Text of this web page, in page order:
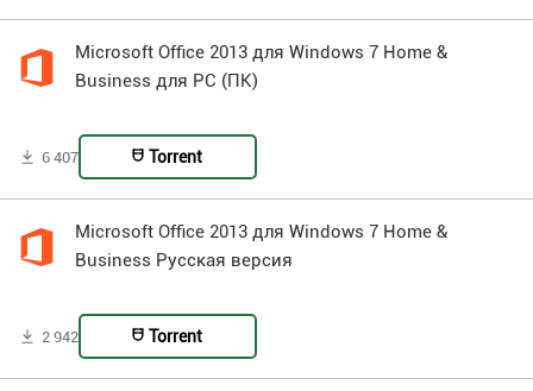
Microsoft Office 2013 для Windows 7 Home &
Business для PC (ПК)
6 407 Torrent
Microsoft Office 2013 для Windows 7 Home &
Business Русская версия
2 942 Torrent